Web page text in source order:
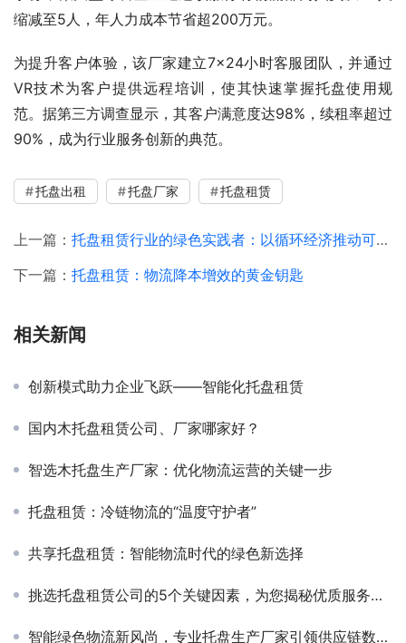
缩减至5人，年人力成本节省超200万元。
为提升客户体验，该厂家建立7×24小时客服团队，并通过
VR技术为客户提供远程培训，使其快速掌握托盘使用规
范。据第三方调查显示，其客户满意度达98%，续租率超过
90%，成为行业服务创新的典范。
托盘出租 托盘厂家 托盘租赁
上一篇： 托盘租赁行业的绿色实践者：以循环经济推动可持续发展
下一篇： 托盘租赁：物流降本增效的黄金钥匙
相关新闻
创新模式助力企业飞跃——智能化托盘租赁
国内木托盘租赁公司、厂家哪家好？
智选木托盘生产厂家：优化物流运营的关键一步
托盘租赁：冷链物流的“温度守护者”
共享托盘租赁：智能物流时代的绿色新选择
挑选托盘租赁公司的5个关键因素，为您揭秘优质服务背后的秘密！
智能绿色物流新风尚，专业托盘生产厂家引领供应链数字革命